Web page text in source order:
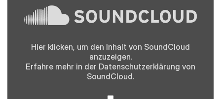
SoundCloud
anzeigen
Hier klicken, um den Inhalt von SoundCloud
anzuzeigen.
Erfahre mehr in der Datenschutzerklärung von
SoundCloud.